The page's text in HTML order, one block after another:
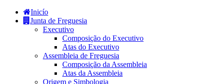
Inicío
Junta de Freguesia
Executivo
Composição do Executivo
Atas do Executivo
Assembleia de Freguesia
Composição da Assembleia
Atas da Assembleia
Origem e Simbologia